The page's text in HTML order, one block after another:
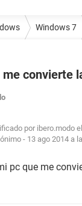
Windows 7
convierte
por ibero.modo
- 13 ago 2014 a
pc que me